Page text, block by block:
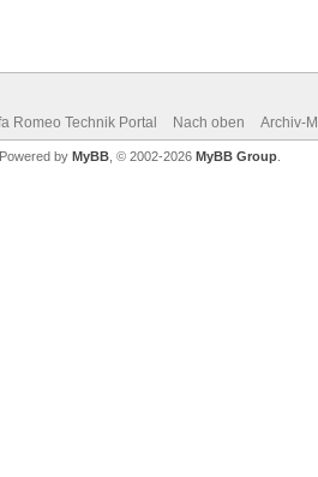
Romeo Technik Portal Nach oben Archiv-
, Powered by MyBB , © 2002-2026 MyBB Group